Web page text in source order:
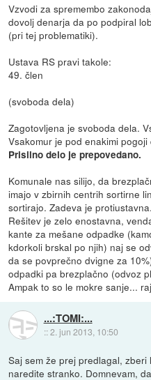
Vzvodi za spremembo
dovolj denarja da po podpiral
(pri tej problematiki).
Ustava RS pravi takole:
49. člen
(svoboda dela)
Zagotovljena je svoboda dela.
Vsakomur je pod enakimi
Prisilno delo je prepovedano.
Komunale nas silijo, da
imajo v zbirnih centrih sortirne
sortirajo. Zadeva je protiustavna.
Rešitev je zelo enostavna,
kante za mešane odpadke
kdorkoli brskal po njih) naj se
da se povprečno dvigne za
odpadki pa brezplačno (odvoz
Ampak to so le mokre sanje...
...:TOMI:...
::2. jun 2013, 10:50
Saj sem že prej predlagal,
naredite stranko. Domnevam,